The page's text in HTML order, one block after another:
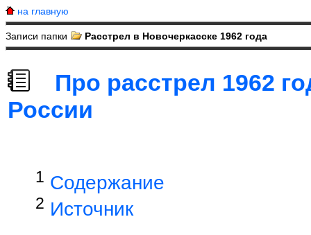
на главную
Записи папки Расстрел в Новочеркасске 1962 года
Про расстрел 1962
России
1 Содержание
2 Источник